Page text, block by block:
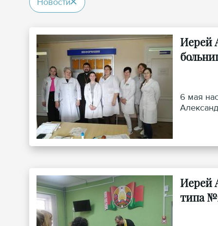
Иерей
6 мая
Иерей
типа